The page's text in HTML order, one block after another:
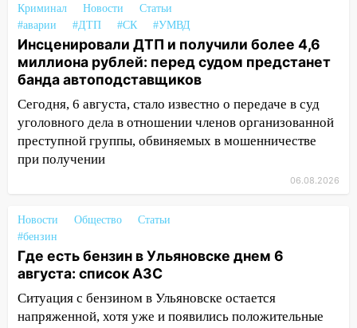
пострадал 14-летний подросток
12:00 Где есть бензин в Ульяновске 7
августа: список АЗС
11:50 Заснул рядом с ребёнком и
случайно задушил его: суд вынес
приговор
11:38 В Ленинском районе пожар
полностью уничтожил дачный дом и
11:38
В Госдуме предложили отменить
ЕГЭ с 2027 года
11:25 В Ульяновске ИИ будет выявлять
нарушителей на контейнерных
площадках
Криминал Новости
Статьи
#аварии
#ДТП #СК #УМВД
Инсценировали ДТП и получили более 4,6
миллиона рублей: перед судом предстанет
банда автоподставщиков
Сегодня, 6 августа, стало известно о передаче в суд
уголовного дела в отношении членов организованной
преступной группы, обвиняемых в мошенничестве
при получении
06.08.2026
Новости Общество
Статьи
#бензин
Где есть бензин в Ульяновске днем 6
августа: список АЗС
Ситуация с бензином в Ульяновске остается
напряженной, хотя уже и появились положительные